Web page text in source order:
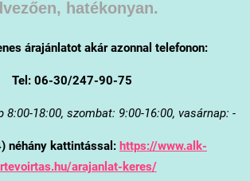
hatékonyan.
árajánlatot akár azonnal telefonon:
Tel: 06-30/247-90-75
8:00-18:00, szombat: 9:00-16:00, vasárnap: -
néhány kattintással: https://www.alk-
arajanlat-keres/